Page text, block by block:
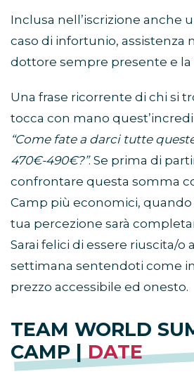
Inclusa nell’iscrizione anche
caso di infortunio, assistenza
dottore sempre presente e la
Una frase ricorrente di chi si
tocca con mano
“Come fate a darci tutte
470€-490€?”. Se prima di
confrontare questa somma
Camp più economici, quando
tua percezione sarà
Sarai felici di essere riuscita/o
settimana sentendoti come
prezzo accessibile ed onesto.
TEAM WORLD
CAMP |DATE